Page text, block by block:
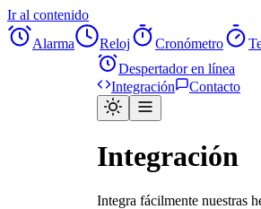
Ir al contenido
Alarma
Reloj Cronómetro
Despertador en línea
Integración
Contacto
Integración
Integra fácilmente nuestras